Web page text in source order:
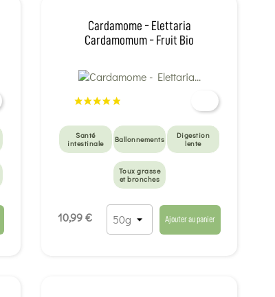
Cardamome - Elettaria
Cardamomum - Fruit Bio
Santé
intestinale
Ballonnements
Digestion
lente
Toux grasse
et bronches
10,99 € Ajouter au panier